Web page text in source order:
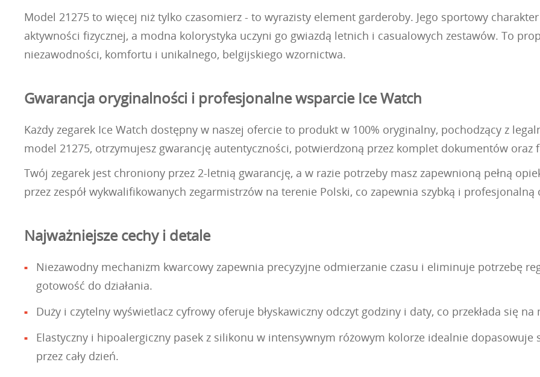
Model 21275 to więcej niż tylko czasomierz - to wyrazisty element garderoby. Jego sportowy
aktywności fizycznej, a modna kolorystyka uczyni go gwiazdą letnich i casualowych zestawów. To
niezawodności, komfortu i unikalnego, belgijskiego wzornictwa.
Gwarancja oryginalności i profesjonalne wsparcie Ice Watch
Każdy zegarek Ice Watch dostępny w naszej ofercie to produkt w 100% oryginalny, pochodzący z
model 21275, otrzymujesz gwarancję autentyczności, potwierdzoną przez komplet dokumentów
Twój zegarek jest chroniony przez 2-letnią gwarancję, a w razie potrzeby masz zapewnioną pełną
przez zespół wykwalifikowanych zegarmistrzów na terenie Polski, co zapewnia szybką i profesjonalną
Najważniejsze cechy i detale
Niezawodny mechanizm kwarcowy zapewnia precyzyjne odmierzanie czasu i eliminuje potrzebę
gotowość do działania.
Duży i czytelny wyświetlacz cyfrowy oferuje błyskawiczny odczyt godziny i daty, co przekłada się
Elastyczny i hipoalergiczny pasek z silikonu w intensywnym różowym kolorze idealnie
przez cały dzień.